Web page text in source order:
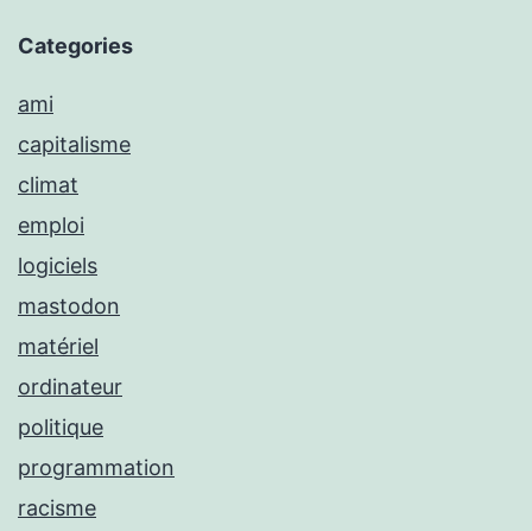
Categories
ami
capitalisme
climat
emploi
logiciels
mastodon
matériel
ordinateur
politique
programmation
racisme